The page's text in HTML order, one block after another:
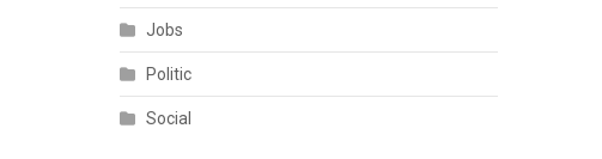
Jobs
Politic
Social